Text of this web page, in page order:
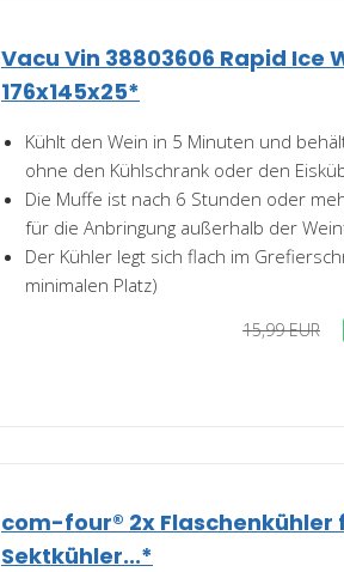
Vacu Vin 38803606 Rapid Ice
176x145x25*
Kühlt den Wein in 5 Minuten und
ohne den Kühlschrank oder den
Die Muffe ist nach 6 Stunden oder
für die Anbringung außerhalb der
Der Kühler legt sich flach im
minimalen Platz)
15,99 EUR
com-four® 2x
Sektkühler...*